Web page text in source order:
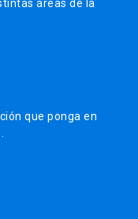
áreas de la
que ponga en